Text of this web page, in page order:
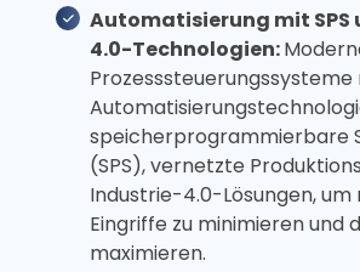
Automatisierung mit SPS
4.0-Technologien:
Prozesssteuerungssysteme
speicherprogrammierbare
(SPS), vernetzte
Industrie-4.0-Lösungen, um
Eingriffe zu minimieren und
maximieren.